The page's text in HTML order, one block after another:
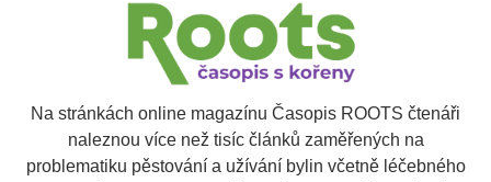
Na stránkách online magazínu Časopis ROOTS čtenáři
naleznou více než tisíc článků zaměřených na
problematiku pěstování a užívání bylin včetně léčebného